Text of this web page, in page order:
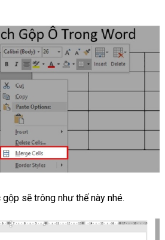
sẽ trông như thế này nhé.